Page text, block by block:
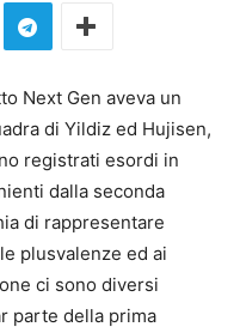
Next Gen aveva un
di Yildiz ed Hujisen,
registrati esordi in
dalla seconda
di rappresentare
plusvalenze ed ai
ci sono diversi
parte della prima